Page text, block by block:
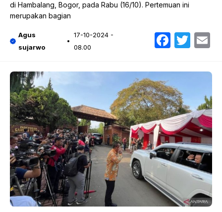
di Hambalang, Bogor, pada Rabu (16/10). Pertemuan ini
merupakan bagian
Agus
sujarwo
17-10-2024 -
08.00